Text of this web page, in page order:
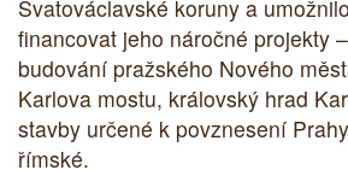
Svatováclavské koruny a
financovat jeho náročné projekty
budování pražského Nového
Karlova mostu, královský hrad
stavby určené k povznesení
římské.